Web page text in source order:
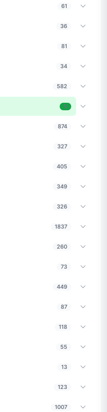
61
36
81
34
582
5
874
327
405
349
326
1837
260
73
449
87
118
55
13
123
1007